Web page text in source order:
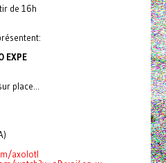
de 16h
EXPE
place...
axolotl